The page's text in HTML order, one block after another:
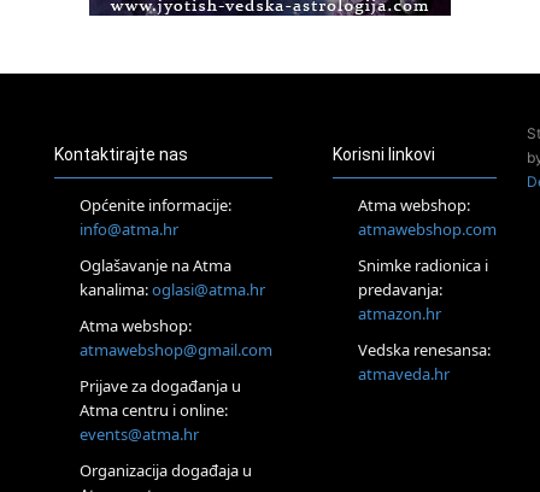
Access BARS®, otpusti stres
Pjesma srca / Zagreb
Tečaj Višeg Vodstva, razvijanja intuicije i Akaša zapisa
Online
Upisi u program Profesionalni hipnoterapeut — nova
Online
Postanite Nositelj Vibracije Nove Zemlje
Visoko
Alemka Dauskardt – Jednodnevna radionica sistemskih
konstelacija
Kontaktirajte nas
Općenite informacije:
info@atma.hr
Oglašavanje na Atma
kanalima:oglasi@atma.hr
Atma webshop:
atmawebshop@gmail.com
Prijave za događanja u
Atma centru i online:
events@atma.hr
Organizacija događaja u
Korisni linkovi
Atma webshop:
atmawebshop.com
Snimke radionica i
predavanja:
atmazon.hr
Vedska renesansa:
atmaveda.hr